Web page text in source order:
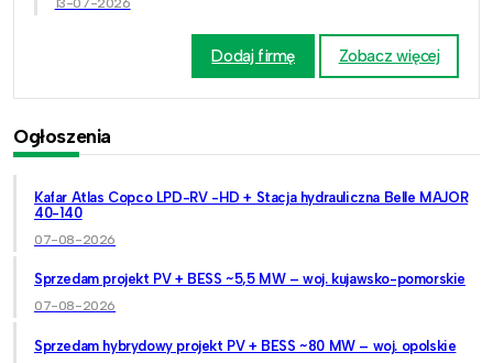
Dodaj firmę Zobacz więcej
Ogłoszenia
Kafar Atlas Copco LPD-RV -HD + Stacja hydrauliczna Belle MAJOR
40-140
07-08-2026
Sprzedam projekt PV + BESS ~5,5 MW – woj. kujawsko-pomorskie
07-08-2026
Sprzedam hybrydowy projekt PV + BESS ~80 MW – woj. opolskie